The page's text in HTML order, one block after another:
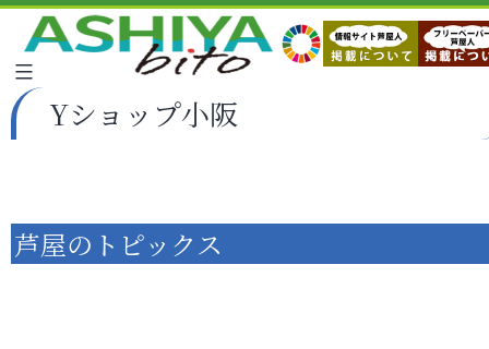
Yショップ小阪
芦屋のトピックス